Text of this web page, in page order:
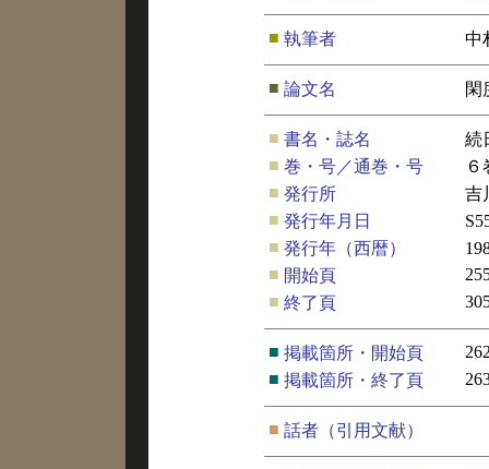
■ 執筆者 中
■ 論文名 閑
■ 書名・誌名
続
■ 巻・号／通巻・号
６
■ 発行所
吉
■ 発行年月日
■ 発行年（西暦）
■ 開始頁
■ 終了頁
■ 掲載箇所・開始頁
■ 掲載箇所・終了頁
■ 話者（引用文献）